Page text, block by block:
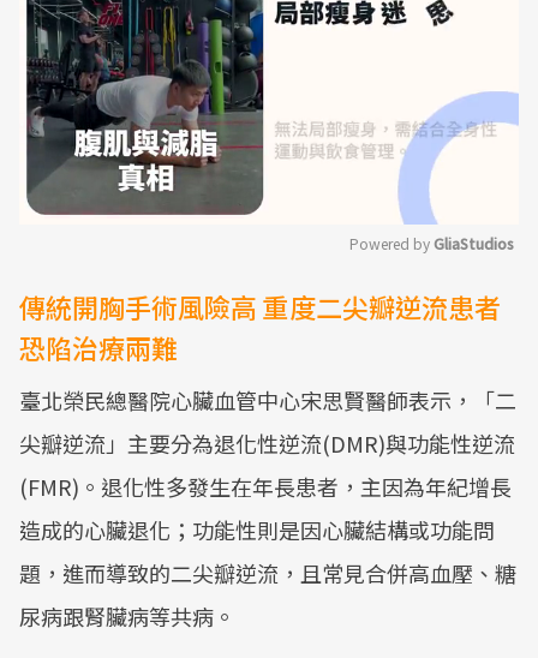
Mute
Powered by GliaStudios
傳統開胸手術風險高 重度二尖瓣逆流患者
恐陷治療兩難
臺北榮民總醫院心臟血管中心宋思賢醫師表示，「二
尖瓣逆流」主要分為退化性逆流(DMR)與功能性逆流
(FMR)。退化性多發生在年長患者，主因為年紀增長
造成的心臟退化；功能性則是因心臟結構或功能問
題，進而導致的二尖瓣逆流，且常見合併高血壓、糖
尿病跟腎臟病等共病。